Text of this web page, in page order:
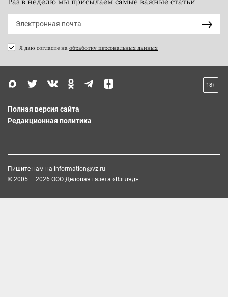
Я даю согласие на обработку персональных данных
18+
Полная версия сайта
Редакционная политика
Пишите нам на information@vz.ru
© 2005 — 2026 ООО Деловая газета «Взгляд»